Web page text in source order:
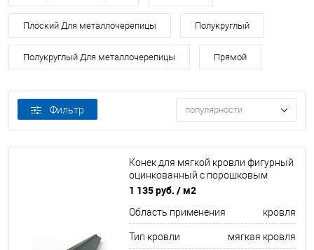
Плоский Для металлочерепицы Полукруглый
Полукруглый Для металлочерепицы Прямой
Фильтр популярности
Конек для мягкой кровли фигурный
оцинкованный c порошковым
покрытием 0,45мм RAL 7012
1 135 руб. / м2
Область применения кровля
Тип кровли мягкая кровля